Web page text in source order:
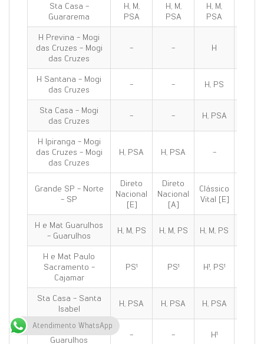
Sta Casa -
Guararema
H, M,
PSA
H, M,
PSA
H, M,
PSA
H Previna - Mogi
das Cruzes - Mogi
das Cruzes
- - H
H Santana - Mogi
das Cruzes
- - H, PS
Sta Casa - Mogi
das Cruzes
- - H, PSA
H Ipiranga - Mogi
das Cruzes - Mogi
das Cruzes
H, PSA H, PSA -
Grande SP - Norte
- SP
Direto
Nacional
[E]
Direto
Nacional
[A]
Clássico
Vital [E]
H e Mat Guarulhos
- Guarulhos
H, M, PS H, M, PS H, M, PS
H e Mat Paulo
Sacramento -
Cajamar
PS¹ PS¹ H¹, PS¹
Sta Casa - Santa
Isabel
H, PSA H, PSA H, PSA
H de Olhos C.R.O -
Guarulhos
- - H¹
Atendimento WhatsApp